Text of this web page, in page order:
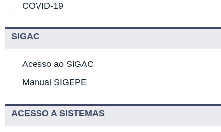
COVID-19
SIGAC
Acesso ao SIGAC
Manual SIGEPE
ACESSO A SISTEMAS